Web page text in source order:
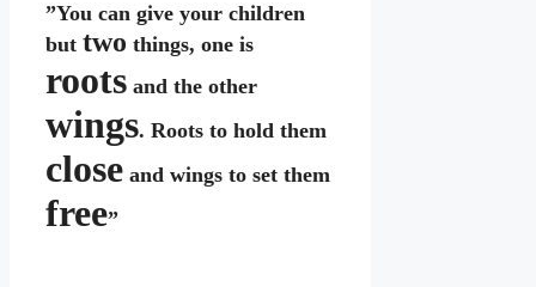
”You can give your children
but two things, one is
roots and the other
wings. Roots to hold them
close and wings to set them
free”